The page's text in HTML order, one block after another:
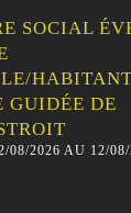
:
–